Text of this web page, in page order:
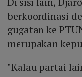
berkoordinasi
gugatan ke
merupakan
"Kalau partai